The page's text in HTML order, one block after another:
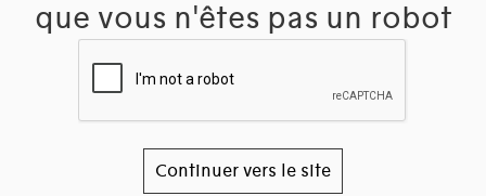
que vous n'êtes pas un robot
Continuer vers le site